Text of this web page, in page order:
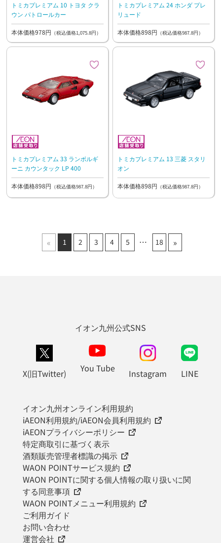
トミカプレミアム 10 トヨタ クラ
ウン パトロールカー
本体価格978円 （税込価格1,075.8円）
トミカプレミアム 24 ホンダ プレ
リュード
本体価格898円 （税込価格987.8円）
トミカプレミアム 33 ランボルギ
ーニ カウンタック LP 400
本体価格898円 （税込価格987.8円）
トミカプレミアム 13 三菱 スタリ
オン
本体価格898円 （税込価格987.8円）
« 1 2 3 4 5 18 »
イオン九州公式SNS
X(旧Twitter) You Tube Instagram LINE
イオン九州オンライン利用規約
iAEON利用規約/iAEON会員利用規約
iAEONプライバシーポリシー
特定商取引に基づく表示
酒類販売管理者標識の掲示
WAON POINTサービス規約
WAON POINTに関する個人情報の取り扱いに関
する同意事項
WAON POINTメニュー利用規約
ご利用ガイド
お問い合わせ
運営会社